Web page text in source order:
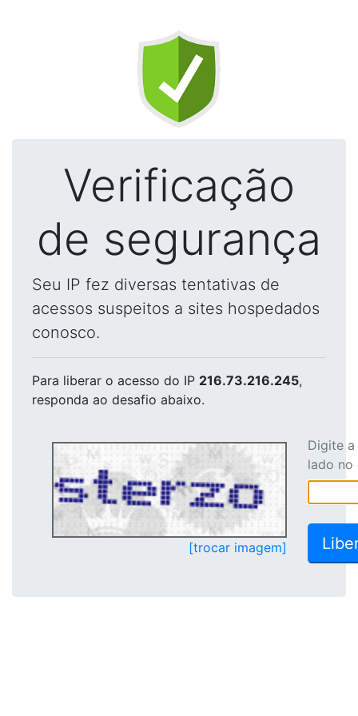
Verificação
de segurança
Seu IP fez diversas tentativas de
acessos suspeitos a sites hospedados
conosco.
Para liberar o acesso do IP 216.73.216.245,
responda ao desafio abaixo.
[trocar imagem]
Digite
lado no